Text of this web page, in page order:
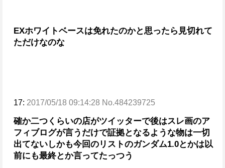
EXホワイトベースは免れたのかと思ったら見切れて
ただけなのな
17: 2017/05/18 09:14:28 No.484239725
確か二つくらいの店がツイッターで後はスレ画のア
フィブログが言うだけで証拠となるような物は一切
出てないしかも今回のリストのガンダム1.0とかは以
前にも最終とか言ってたっつう